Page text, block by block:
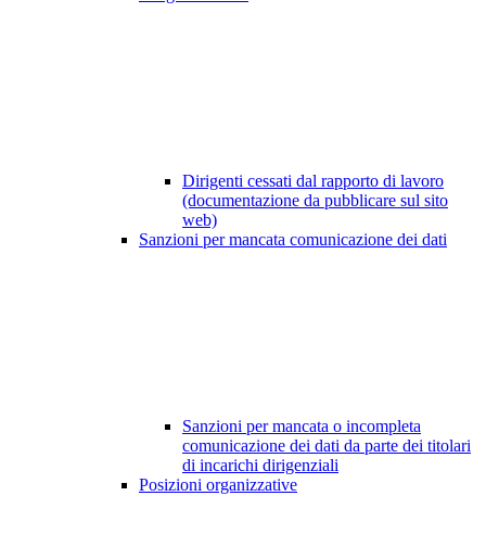
Dirigenti cessati dal rapporto di lavoro
(documentazione da pubblicare sul sito
web)
Sanzioni per mancata comunicazione dei dati
Sanzioni per mancata o incompleta
comunicazione dei dati da parte dei titolari
di incarichi dirigenziali
Posizioni organizzative